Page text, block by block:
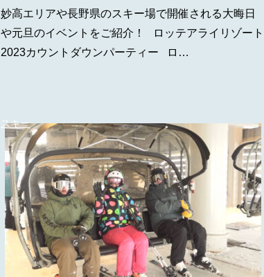
妙高エリアや長野県のスキー場で開催される大晦日
や元旦のイベントをご紹介！ ロッテアライリゾート
2023カウントダウンパーティー ロ…
スキー